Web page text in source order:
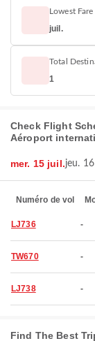
Lowest
juil.
Total
1
Check Flight
Aéroport
mer. 15 juil.jeu.
Numéro de vol
LJ736 -
TW670 -
LJ738 -
Find The Best